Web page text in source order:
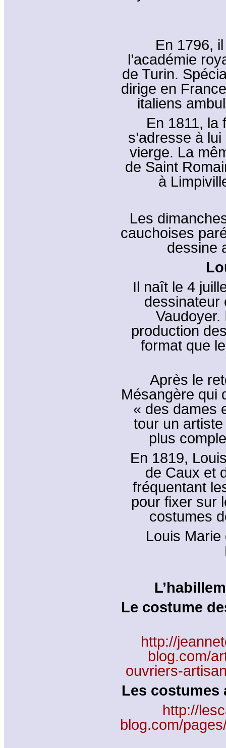
En 1796,
l’académie
de Turin.
dirige en
italiens
En 1811, la
s’adresse à
vierge. La
de Saint
à
Les
cauchoises
dessine
Il naît le 4
dessinateur
Vaudoyer.
production
format que
Après le
Mésangère qui
« des dames
tour un
plus
En 1819,
de Caux et
fréquentant
pour fixer sur
costumes
Louis
Le costume
http://
blog.com/
ouvriers-
Les costumes
http://
blog.com/